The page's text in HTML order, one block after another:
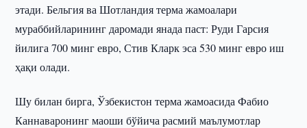
этади. Бельгия ва Шотландия терма жамоалари
мураббийларининг даромади янада паст: Руди Гарсия
йилига 700 минг евро, Стив Кларк эса 530 минг евро иш
ҳақи олади.
Шу билан бирга, Ўзбекистон терма жамоасида Фабио
Каннаваронинг маоши бўйича расмий маълумотлар